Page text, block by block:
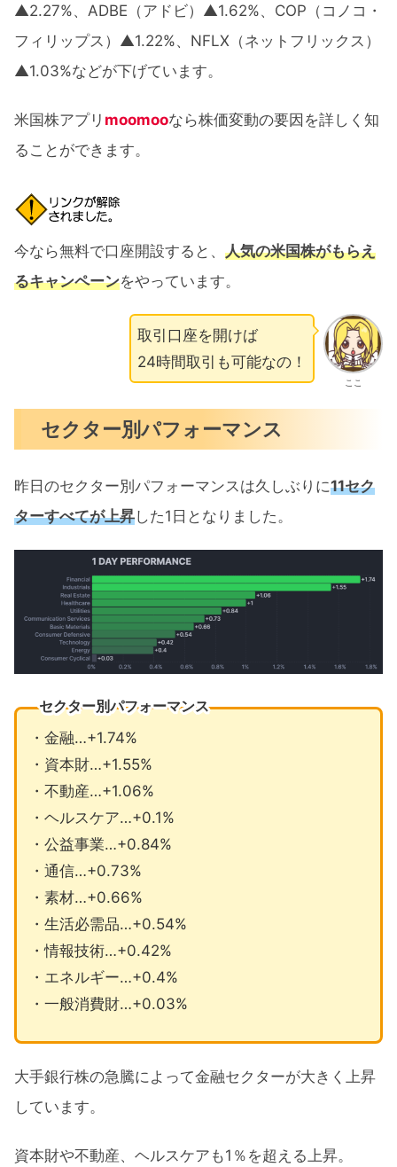
▲2.27%、ADBE（アドビ）▲1.62%、COP（コノコ・
フィリップス）▲1.22%、NFLX（ネットフリックス）
▲1.03%などが下げています。
米国株アプリ moomooなら株価変動の要因を詳しく知
ることができます。
今なら無料で口座開設すると、 人気の米国株がもらえ
るキャンペーンをやっています。
ここ
取引口座を開けば
24時間取引も可能なの！
セクター別パフォーマンス
昨日のセクター別パフォーマンスは久しぶりに11セク
ターすべてが上昇した1日となりました。
セクター別パフォーマンス
・金融…+1.74%
・資本財…+1.55%
・不動産…+1.06%
・ヘルスケア…+0.1%
・公益事業…+0.84%
・通信…+0.73%
・素材…+0.66%
・生活必需品…+0.54%
・情報技術…+0.42%
・エネルギー…+0.4%
・一般消費財…+0.03%
大手銀行株の急騰によって金融セクターが大きく上昇
しています。
資本財や不動産、ヘルスケアも1％を超える上昇。